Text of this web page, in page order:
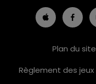
Plan du site
Règlement des jeux